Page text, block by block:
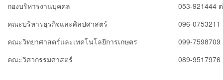
กองบริหารงานบุคคล
053-921444
คณะบริหารธุรกิจและศิลปศาสตร์
096-0753211
คณะวิทยาศาสตร์และเทคโนโลยีการเกษตร
099-7598709
คณะวิศวกรรมศาสตร์
089-9517976